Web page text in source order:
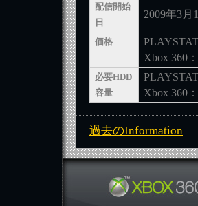
配信開始
日
2009年3月
価格
Xbox 360
必要HDD
容量
Xbox 360
過去のInformation